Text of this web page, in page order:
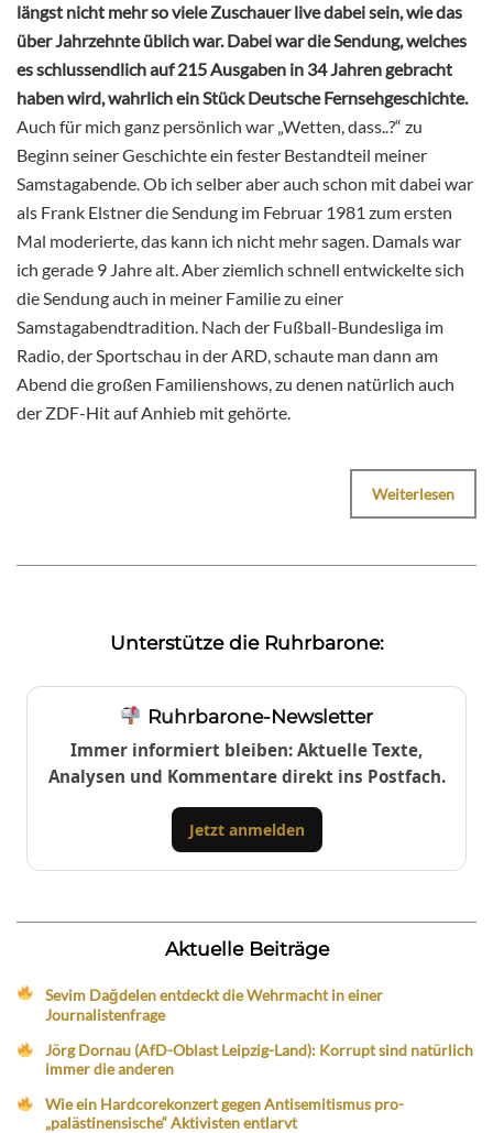
längst nicht mehr so viele Zuschauer live dabei sein, wie das
über Jahrzehnte üblich war. Dabei war die Sendung, welches
es schlussendlich auf 215 Ausgaben in 34 Jahren gebracht
haben wird, wahrlich ein Stück Deutsche Fernsehgeschichte.
Auch für mich ganz persönlich war „Wetten, dass..?“ zu
Beginn seiner Geschichte ein fester Bestandteil meiner
Samstagabende. Ob ich selber aber auch schon mit dabei war
als Frank Elstner die Sendung im Februar 1981 zum ersten
Mal moderierte, das kann ich nicht mehr sagen. Damals war
ich gerade 9 Jahre alt. Aber ziemlich schnell entwickelte sich
die Sendung auch in meiner Familie zu einer
Samstagabendtradition. Nach der Fußball-Bundesliga im
Radio, der Sportschau in der ARD, schaute man dann am
Abend die großen Familienshows, zu denen natürlich auch
der ZDF-Hit auf Anhieb mit gehörte.
Weiterlesen
Unterstütze die Ruhrbarone:
Ruhrbarone-Newsletter
Immer informiert bleiben: Aktuelle Texte,
Analysen und Kommentare direkt ins Postfach.
Jetzt anmelden
Aktuelle Beiträge
Sevim Dağdelen entdeckt die Wehrmacht in einer
Journalistenfrage
Jörg Dornau (AfD-Oblast Leipzig-Land): Korrupt sind natürlich
immer die anderen
Wie ein Hardcorekonzert gegen Antisemitismus pro-
„palästinensische“ Aktivisten entlarvt